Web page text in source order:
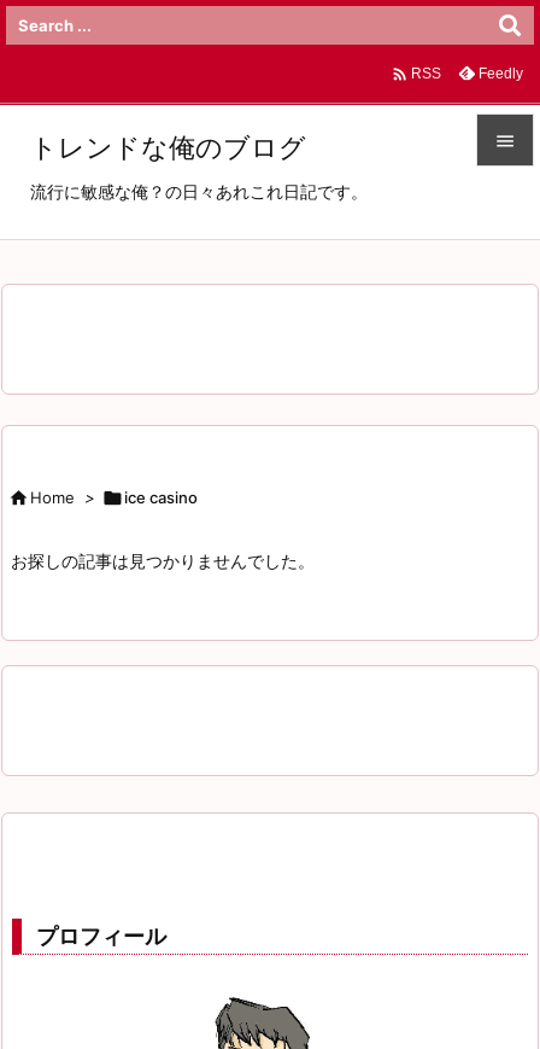

 RSS Feedly
トレンドな俺のブログ
流行に敏感な俺？の日々あれこれ日記です。
Home > ice casino
お探しの記事は見つかりませんでした。
プロフィール